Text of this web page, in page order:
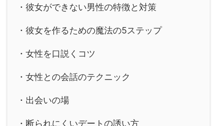
・彼女ができない男性の特徴と対策
・彼女を作るための魔法の5ステップ
・女性を口説くコツ
・女性との会話のテクニック
・出会いの場
・断られにくいデートの誘い方